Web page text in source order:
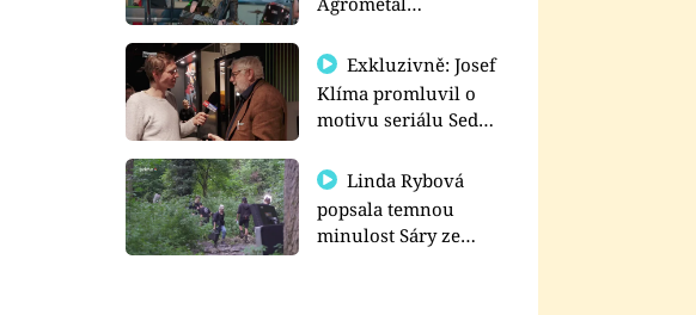
prima+
Exkluzivně: Josef
Klíma promluvil o
motivu seriálu Sedm
Linda Rybová
popsala temnou
minulost Sáry ze